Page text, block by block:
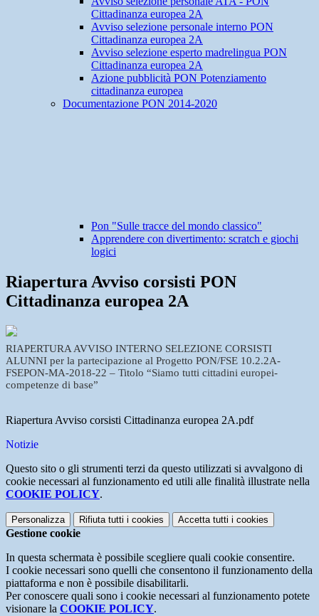
Cittadinanza europea 2A
Avviso selezione personale interno PON
Cittadinanza europea 2A
Avviso selezione esperto madrelingua PON
Cittadinanza europea 2A
Azione pubblicità PON Potenziamento
cittadinanza europea
Documentazione PON 2014-2020
Pon "Sulle tracce del mondo classico"
Apprendere con divertimento: scratch e giochi
logici
Riapertura Avviso corsisti PON
Cittadinanza europea 2A
RIAPERTURA AVVISO INTERNO SELEZIONE CORSISTI
ALUNNI per la partecipazione al Progetto PON/FSE 10.2.2A-
FSEPON-MA-2018-22 – Titolo “Siamo tutti cittadini europei-
competenze di base”
Riapertura Avviso corsisti Cittadinanza europea 2A.pdf
Notizie
Questo sito o gli strumenti terzi da questo utilizzati si avvalgono di
cookie necessari al funzionamento ed utili alle finalità illustrate nella
COOKIE POLICY.
Personalizza Rifiuta tutti i cookies Accetta tutti i cookies
Gestione cookie
In questa schermata è possibile scegliere quali cookie consentire.
I cookie necessari sono quelli che consentono il funzionamento della
piattaforma e non è possibile disabilitarli.
Per conoscere quali sono i cookie necessari al funzionamento potete
visionare la COOKIE POLICY.